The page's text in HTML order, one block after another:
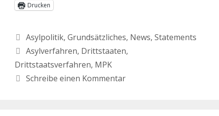
Drucken
Asylpolitik, Grundsätzliches, News, Statements
Asylverfahren, Drittstaaten,
Drittstaatsverfahren, MPK
Schreibe einen Kommentar